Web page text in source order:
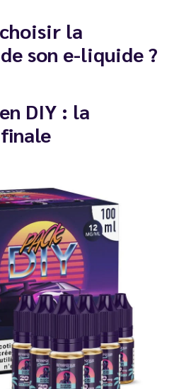
la
son e-liquide ?
DIY : la